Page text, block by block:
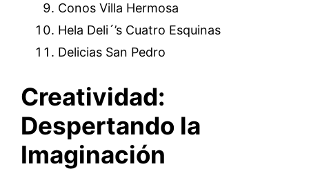
Conos Villa Hermosa
Hela Deli´’s Cuatro Esquinas
Delicias San Pedro
Creatividad:
Despertando la
Imaginación